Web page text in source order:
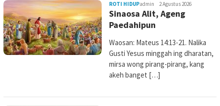
ROTI HIDUPadmin 2 Agustus 2026
Sinaosa Alit, Ageng
Paedahipun
Waosan: Mateus 14:13-21. Nalika
Gusti Yesus minggah ing dharatan,
mirsa wong pirang-pirang, kang
akeh banget […]